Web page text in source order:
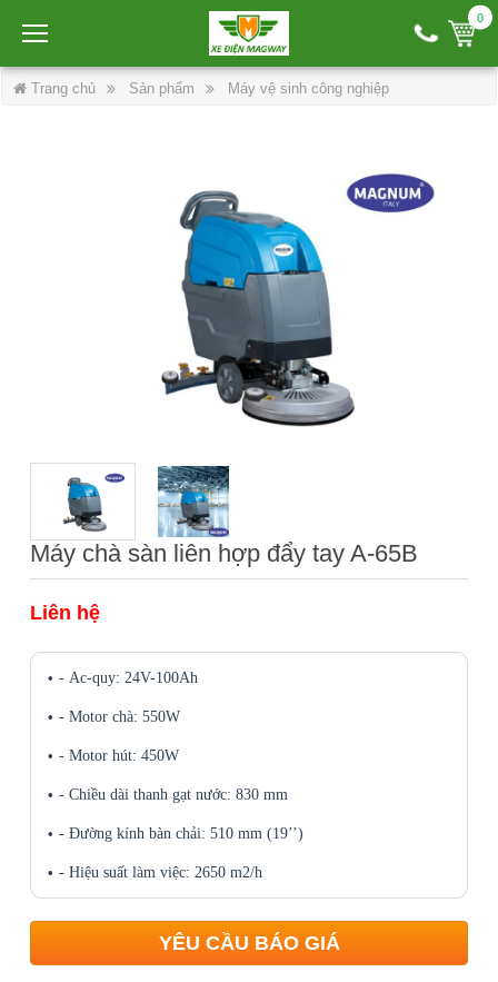
0
Trang chủ Sản phẩm
Máy vệ sinh công nghiệp
Máy chà sàn liên hợp đẩy tay A-65B
Liên hệ
- Ac-quy: 24V-100Ah
- Motor chà: 550W
- Motor hút: 450W
- Chiều dài thanh gạt nước: 830 mm
- Đường kính bàn chải: 510 mm (19’’)
- Hiệu suất làm việc: 2650 m2/h
YÊU CẦU BÁO GIÁ